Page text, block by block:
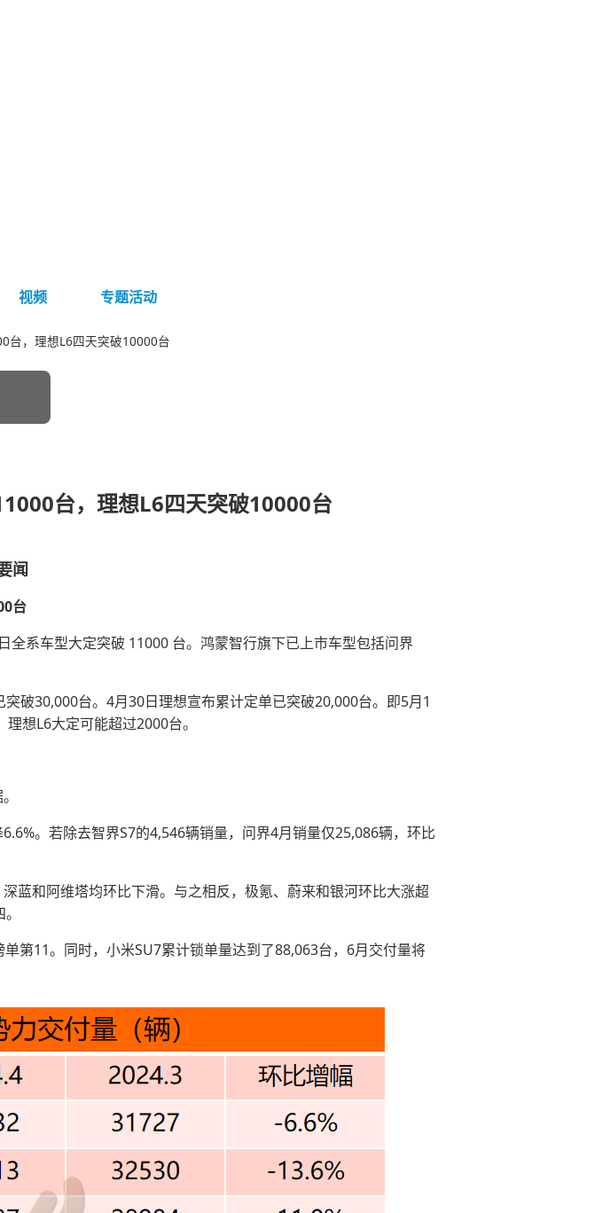
视频 专题活动
台，理想L6四天突破10000台
台，理想L6四天突破10000台
闻
台
全系车型大定突破 11000 台。鸿蒙智行旗下已上市车型包括问界
突破30,000台。 4月30日理想宣布累计定单已突破20,000台。 即5月1
想L6大定可能超过2000台。
。若除去智界S7的4,546辆销量，问界4月销量仅25,086辆，环比
蓝和阿维塔均环比下滑。与之相反，极氪、蔚来和银河环比大涨超
第11。同时，小米SU7累计锁单量达到了88,063台，6月交付量将